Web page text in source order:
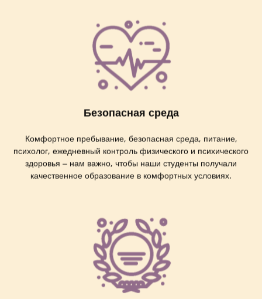
Безопасная среда
Комфортное пребывание, безопасная среда, питание,
психолог, ежедневный контроль физического и психического
здоровья – нам важно, чтобы наши студенты получали
качественное образование в комфортных условиях.